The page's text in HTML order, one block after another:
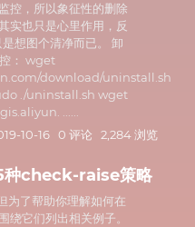
控，所以象征性的删除
实也只是心里作用，反
想图个清净而已。 卸
： wget
download/uninstall.sh
./uninstall.sh wget
......
10-16 0 评论 2,284 浏览
种check-raise策略
为了帮助你理解如何在
绕它们列出相关例子。